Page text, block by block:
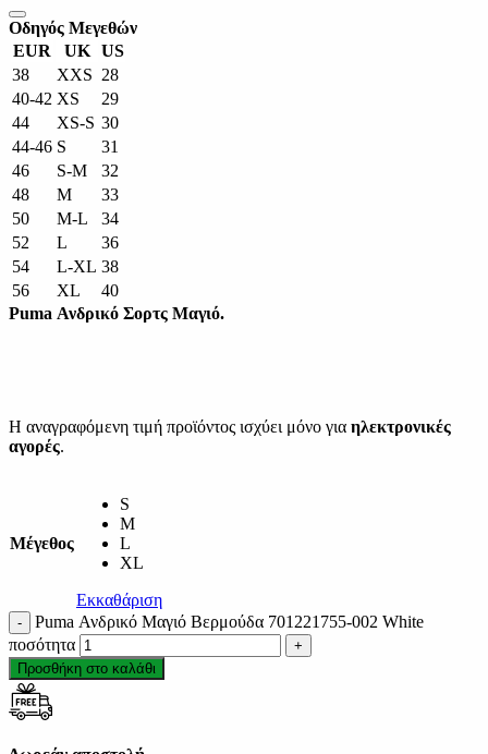
Οδηγός Μεγεθών
EUR
UK
US
38
XXS 28
40-42 XS
29
44
XS-S 30
44-46 S
31
46
S-M
32
48
M
33
50
M-L
34
52
L
36
54
L-XL 38
56
XL
40
Puma Ανδρικό Σορτς Μαγιό.
Η αναγραφόμενη τιμή προϊόντος ισχύει μόνο για ηλεκτρονικές
αγορές.
Μέγεθος
S
M
L
XL
Εκκαθάριση
Puma Ανδρικό Μαγιό Bερμούδα 701221755-002 White
ποσότητα
Προσθήκη στο καλάθι